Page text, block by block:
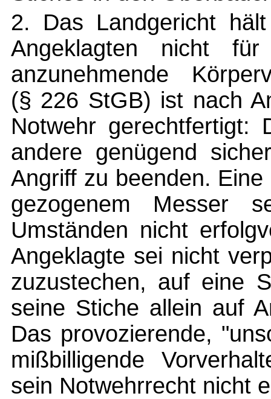
2. Das Landgericht
Angeklagten nicht
anzunehmende
(§ 226 StGB) ist nach
Notwehr gerechtfertigt:
andere genügend
Angriff zu beenden.
gezogenem Messer
Umständen nicht
Angeklagte sei nicht
zuzustechen, auf eine
seine Stiche allein auf
Das provozierende,
mißbilligende
sein Notwehrrecht nicht